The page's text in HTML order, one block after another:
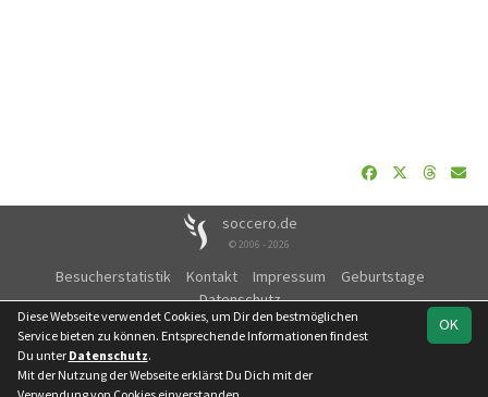
Team Kreisliga
soccero.de
© 2006 - 2026
Besucherstatistik Kontakt Impressum
Geburtstage
Datenschutz
OK
Diese Webseite verwendet Cookies, um Dir den bestmöglichen
Service bieten zu können. Entsprechende Informationen findest
Du unter Datenschutz.
Mit der Nutzung der Webseite erklärst Du Dich mit der